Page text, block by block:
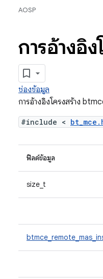
AOSP
การอ้างอิ
ช่องข้อมูล
การอ้างอิงโครงสร้าง
#include <
ฟิลด์ข้อมูล
size_t